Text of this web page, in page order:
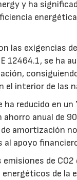
y ha
las exigencias
12464.1, se ha
el interior de las
ha reducido en un
ahorro anual de
de amortización
al apoyo
de CO2
de la